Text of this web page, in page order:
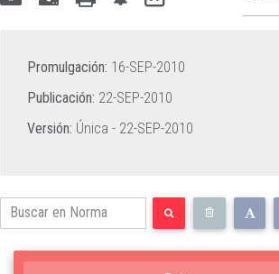
Promulgación: 16-SEP-2010
Publicación: 22-SEP-2010
Versión: Única - 22-SEP-2010